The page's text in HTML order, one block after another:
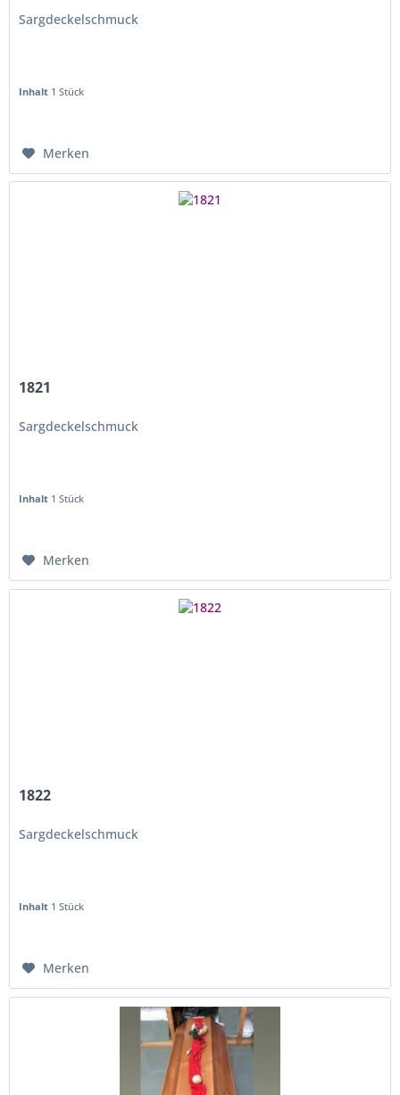
Sargdeckelschmuck
Inhalt 1 Stück
Merken
1821
Sargdeckelschmuck
Inhalt 1 Stück
Merken
1822
Sargdeckelschmuck
Inhalt 1 Stück
Merken